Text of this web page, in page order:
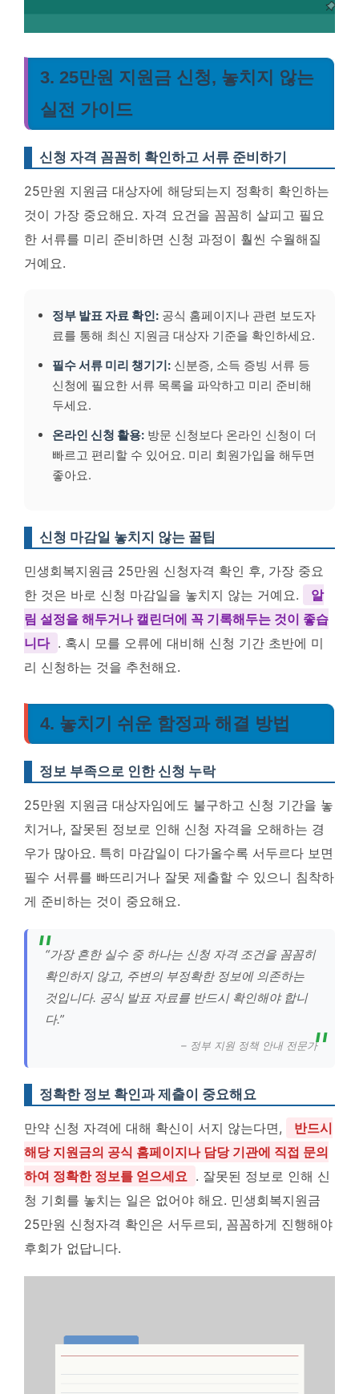
3. 25만원 지원금 신청, 놓치지 않는
실전 가이드
신청 자격 꼼꼼히 확인하고 서류 준비하기
25만원 지원금 대상자에 해당되는지 정확히 확인하는
것이 가장 중요해요. 자격 요건을 꼼꼼히 살피고 필요
한 서류를 미리 준비하면 신청 과정이 훨씬 수월해질
거예요.
정부 발표 자료 확인: 공식 홈페이지나 관련 보도자
료를 통해 최신 지원금 대상자 기준을 확인하세요.
필수 서류 미리 챙기기: 신분증, 소득 증빙 서류 등
신청에 필요한 서류 목록을 파악하고 미리 준비해
두세요.
온라인 신청 활용: 방문 신청보다 온라인 신청이 더
빠르고 편리할 수 있어요. 미리 회원가입을 해두면
좋아요.
신청 마감일 놓치지 않는 꿀팁
민생회복지원금 25만원 신청자격 확인 후, 가장 중요
한 것은 바로 신청 마감일을 놓치지 않는 거예요.
알
림 설정을 해두거나 캘린더에 꼭 기록해두는 것이 좋습
니다 . 혹시 모를 오류에 대비해 신청 기간 초반에 미
리 신청하는 것을 추천해요.
4. 놓치기 쉬운 함정과 해결 방법
정보 부족으로 인한 신청 누락
25만원 지원금 대상자임에도 불구하고 신청 기간을 놓
치거나, 잘못된 정보로 인해 신청 자격을 오해하는 경
우가 많아요. 특히 마감일이 다가올수록 서두르다 보면
필수 서류를 빠뜨리거나 잘못 제출할 수 있으니 침착하
게 준비하는 것이 중요해요.
“가장 흔한 실수 중 하나는 신청 자격 조건을 꼼꼼히
확인하지 않고, 주변의 부정확한 정보에 의존하는
것입니다. 공식 발표 자료를 반드시 확인해야 합니
다.”
– 정부 지원 정책 안내 전문가
정확한 정보 확인과 제출이 중요해요
만약 신청 자격에 대해 확신이 서지 않는다면,
반드시
해당 지원금의 공식 홈페이지나 담당 기관에 직접 문의
하여 정확한 정보를 얻으세요 . 잘못된 정보로 인해 신
청 기회를 놓치는 일은 없어야 해요. 민생회복지원금
25만원 신청자격 확인은 서두르되, 꼼꼼하게 진행해야
후회가 없답니다.